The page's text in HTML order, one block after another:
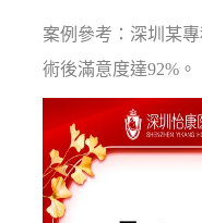
案例參考：深圳某
術後滿意度達92%。